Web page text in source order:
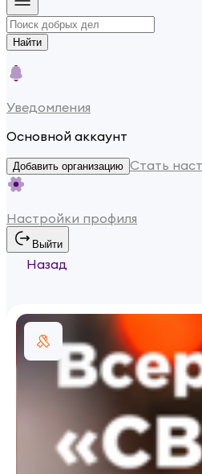
Найти
Уведомления
Основной аккаунт
Добавить организацию Стать
Настройки профиля
Выйти
Назад